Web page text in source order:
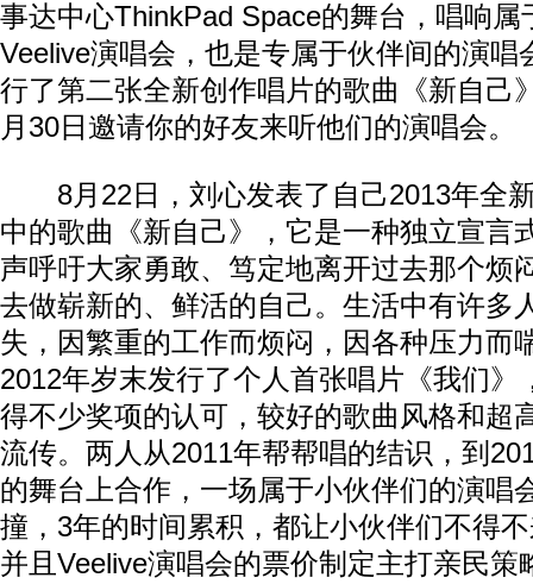
事达中心ThinkPad Space的舞台，唱响属
Veelive演唱会，也是专属于伙伴间的演唱
行了第二张全新创作唱片的歌曲《新自己
月30日邀请你的好友来听他们的演唱会。
8月22日，刘心发表了自己2013年全
中的歌曲《新自己》，它是一种独立宣言
声呼吁大家勇敢、笃定地离开过去那个烦
去做崭新的、鲜活的自己。生活中有许多
失，因繁重的工作而烦闷，因各种压力而
2012年岁末发行了个人首张唱片《我们》
得不少奖项的认可，较好的歌曲风格和超
流传。两人从2011年帮帮唱的结识，到
的舞台上合作，一场属于小伙伴们的演唱
撞，3年的时间累积，都让小伙伴们不得
并且Veelive演唱会的票价制定主打亲民策